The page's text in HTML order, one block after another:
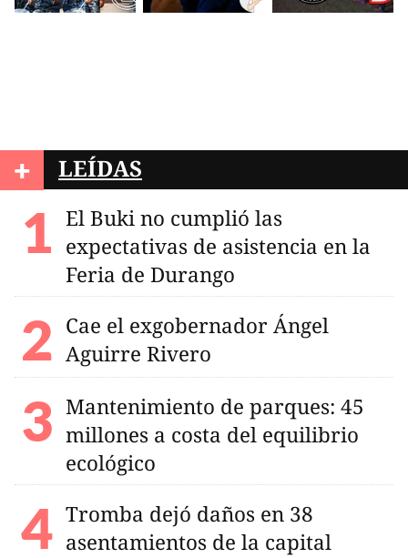
+ LEÍDAS
El Buki no cumplió las
expectativas de asistencia en la
Feria de Durango
Cae el exgobernador Ángel
Aguirre Rivero
Mantenimiento de parques: 45
millones a costa del equilibrio
ecológico
Tromba dejó daños en 38
asentamientos de la capital